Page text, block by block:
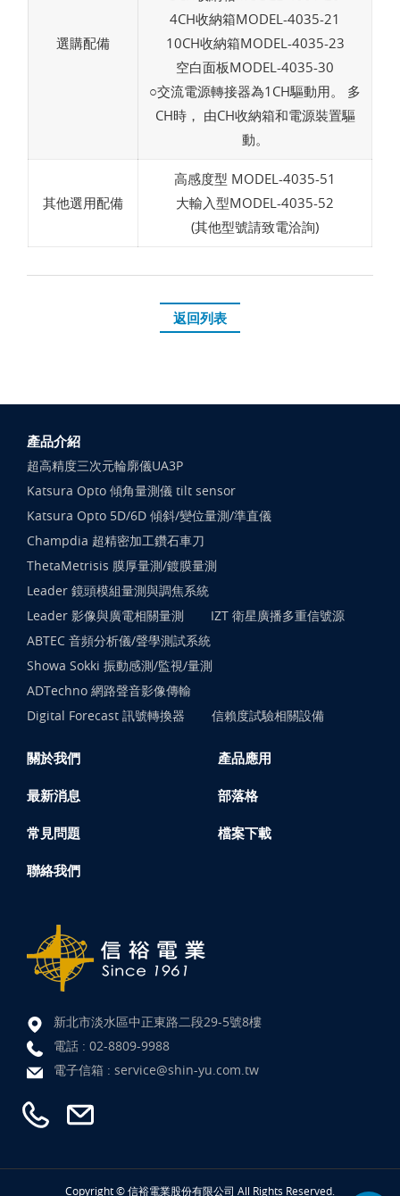
選購配備
4CH收納箱MODEL-4035-21
10CH收納箱MODEL-4035-23
空白面板MODEL-4035-30
○交流電源轉接器為1CH驅動用。 多
CH時， 由CH收納箱和電源裝置驅
動。
其他選用配備
高感度型 MODEL-4035-51
大輸入型MODEL-4035-52
(其他型號請致電洽詢)
返回列表
產品介紹
超高精度三次元輪廓儀UA3P
Katsura Opto 傾角量測儀 tilt sensor
Katsura Opto 5D/6D 傾斜/變位量測/準直儀
Champdia 超精密加工鑽石車刀
ThetaMetrisis 膜厚量測/鍍膜量測
Leader 鏡頭模組量測與調焦系統
Leader 影像與廣電相關量測
IZT 衛星廣播多重信號源
ABTEC 音頻分析儀/聲學測試系統
Showa Sokki 振動感測/監視/量測
ADTechno 網路聲音影像傳輸
Digital Forecast 訊號轉換器
信賴度試驗相關設備
關於我們 產品應用
最新消息 部落格
常見問題 檔案下載
聯絡我們
新北市淡水區中正東路二段29-5號8樓
電話 : 02-8809-9988
電子信箱 : service@shin-yu.com.tw
Copyright © 信裕電業股份有限公司 All Rights Reserved.